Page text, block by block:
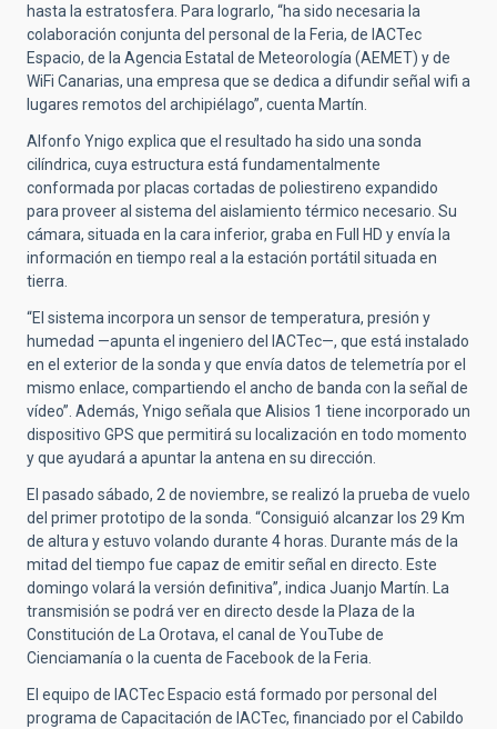
hasta la estratosfera. Para lograrlo, “ha sido necesaria la
colaboración conjunta del personal de la Feria, de IACTec
Espacio, de la Agencia Estatal de Meteorología (AEMET) y de
WiFi Canarias, una empresa que se dedica a difundir señal wifi a
lugares remotos del archipiélago”, cuenta Martín.
Alfonfo Ynigo explica que el resultado ha sido una sonda
cilíndrica, cuya estructura está fundamentalmente
conformada por placas cortadas de poliestireno expandido
para proveer al sistema del aislamiento térmico necesario. Su
cámara, situada en la cara inferior, graba en Full HD y envía la
información en tiempo real a la estación portátil situada en
tierra.
“El sistema incorpora un sensor de temperatura, presión y
humedad —apunta el ingeniero del IACTec—, que está instalado
en el exterior de la sonda y que envía datos de telemetría por el
mismo enlace, compartiendo el ancho de banda con la señal de
vídeo”. Además, Ynigo señala que Alisios 1 tiene incorporado un
dispositivo GPS que permitirá su localización en todo momento
y que ayudará a apuntar la antena en su dirección.
El pasado sábado, 2 de noviembre, se realizó la prueba de vuelo
del primer prototipo de la sonda. “Consiguió alcanzar los 29 Km
de altura y estuvo volando durante 4 horas. Durante más de la
mitad del tiempo fue capaz de emitir señal en directo. Este
domingo volará la versión definitiva”, indica Juanjo Martín. La
transmisión se podrá ver en directo desde la Plaza de la
Constitución de La Orotava, el canal de YouTube de
Cienciamanía o la cuenta de Facebook de la Feria.
El equipo de IACTec Espacio está formado por personal del
programa de Capacitación de IACTec, financiado por el Cabildo